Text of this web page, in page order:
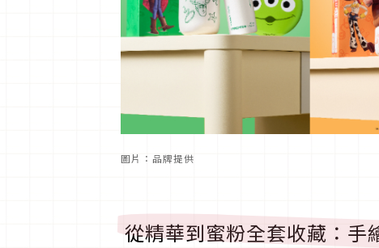
圖片：品牌提供
從精華到蜜粉全套收藏：手